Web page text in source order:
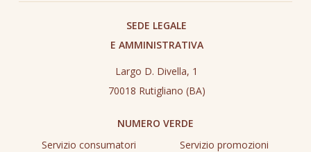
SEDE LEGALE
E AMMINISTRATIVA
Largo D. Divella, 1
70018 Rutigliano (BA)
NUMERO VERDE
Servizio consumatori
Servizio promozioni